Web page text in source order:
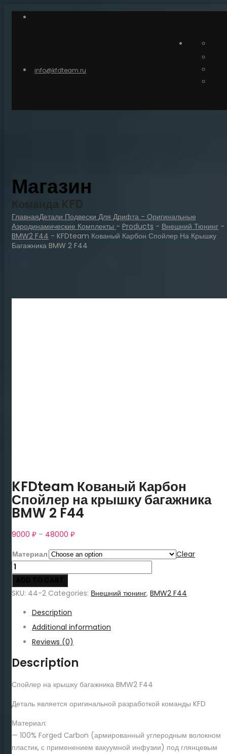
info@kfdteam.ru
Команда KFD
Магазин
ГлавнаяДетали Подвески Для Дрифта - Оригинальные
Аэродинамические Комплекты - Products - Внешний Тюнинг -
BMW2 F44 - KFDteam Кованый Карбон Спойлер На Крышку
Багажника BMW 2 F44
KFDteam Кованый Карбон
Спойлер на крышку багажника
BMW 2 F44
9000 ₽ – 48000 ₽
Материал
Clear
KFDteam
Кованый
Карбон
крышку
багажника
2
quantity
SKU: 44-2 Categories: Внешний тюнинг, BMW2 F44
Description
Additional information
Reviews (0)
Description
Спойлер на крышку багажника BMW2 F44
Деталь является оригинальной разработкой команды KFD
Материал:
— 100% Fоrgеd Саrbоn (армированный углеродным волокном
пластик, с применением вакуумной инфузии) под глянцевым